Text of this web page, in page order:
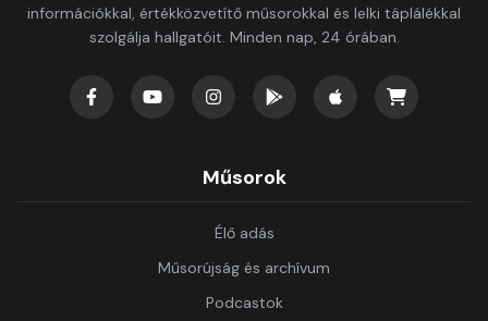
információkkal, értékközvetítő műsorokkal és lelki táplálékkal
szolgálja hallgatóit. Minden nap, 24 órában.
Műsorok
Élő adás
Műsorújság és archívum
Podcastok